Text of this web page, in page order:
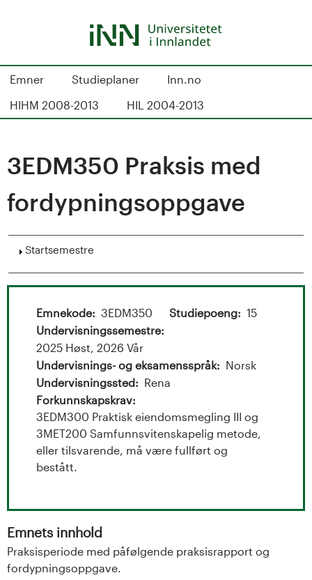
S
d
a
v
Emner Studieplaner
Inn.no
HIHM 2008-2013
HIL 2004-2013
3EDM350 Praksis med
fordypningsoppgave
Vis
Startsemestre
Emnekode 3EDM350 Studiepoeng
15
Undervisningssemestre
2025 Høst, 2026 Vår
Undervisnings- og eksamensspråk
Norsk
Undervisningssted
Rena
Forkunnskapskrav
3EDM300 Praktisk eiendomsmegling III og
3MET200 Samfunnsvitenskapelig metode,
eller tilsvarende, må være fullført og
bestått.
Emnets innhold
Praksisperiode med påfølgende praksisrapport og
fordypningsoppgave.